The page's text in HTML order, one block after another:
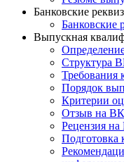
Банковские
Банковские
Выпускная
Структура
Порядок
Критерии
Отзыв на
Рецензия
Подготовка